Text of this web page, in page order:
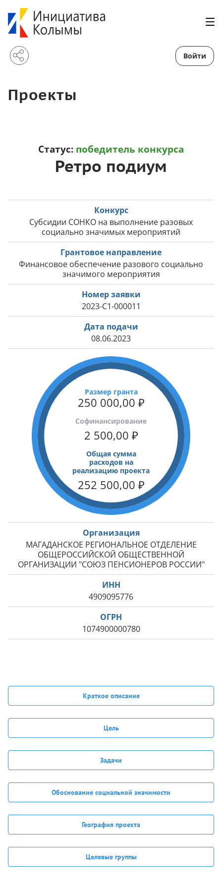
Войти
Проекты
Статус: победитель конкурса
Ретро подиум
Конкурс
Субсидии СОНКО на выполнение разовых
социально значимых мероприятий
Грантовое направление
Финансовое обеспечение разового социально
значимого мероприятия
Номер заявки
2023-С1-000011
Дата подачи
08.06.2023
Размер гранта
250 000,00 ₽
Cофинансирование
2 500,00 ₽
Общая сумма
расходов на
реализацию проекта
252 500,00 ₽
Организация
МАГАДАНСКОЕ РЕГИОНАЛЬНОЕ ОТДЕЛЕНИЕ
ОБЩЕРОССИЙСКОЙ ОБЩЕСТВЕННОЙ
ОРГАНИЗАЦИИ "СОЮЗ ПЕНСИОНЕРОВ РОССИИ"
ИНН
4909095776
ОГРН
1074900000780
Краткое описание
Цель
Задачи
Обоснование социальной значимости
География проекта
Целевые группы